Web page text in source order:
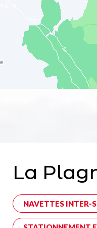
La
NAVETTES INTER-